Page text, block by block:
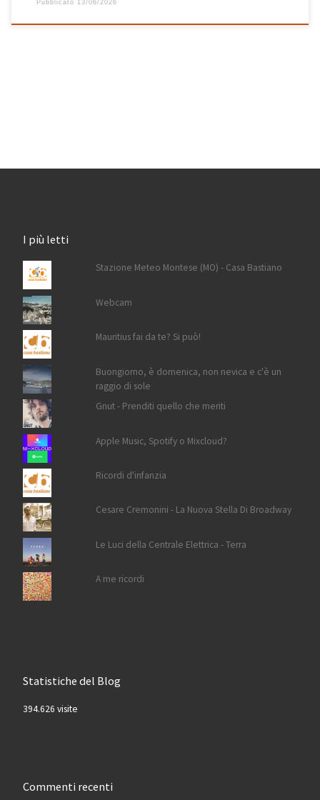
Pubblicato 13/06/2026
I più letti
Stazione Meteo Montese (MO) - Casa Bastiano
Webcam
Mauritius fai da te? Si può!
Buongiorno, è domenica, non nevica e c'è un
raggio di sole
Gnut - Prenditi quello che meriti
Apple Music, Spotify o Mixcloud?
Ricordi d'infanzia
Cesare Cremonini - La Nuova Stella Di Broadway
Le Luci della Centrale Elettrica - Terra
A me ricordi
Statistiche del Blog
394.626 visite
Commenti recenti